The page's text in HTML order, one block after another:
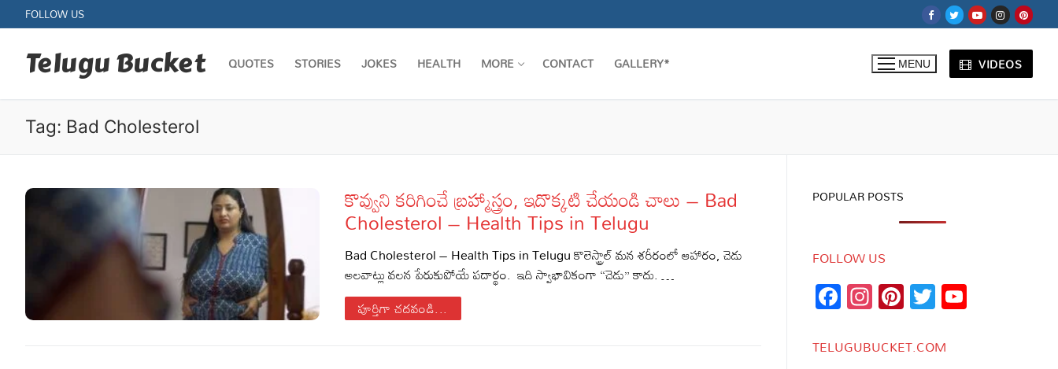
to
content
FOLLOW US
Telugu Bucket QUOTES STORIES JOKES HEALTH MORE CONTACT GALLERY* MENU VIDEOS
Quotes
Stories
Jokes
Health
Tag: Bad Cholesterol
కొవ్వుని కరిగించే బ్రహ్మాస్త్రం, ఇదొక్కటి చేయండి చాలు – Bad
Cholesterol – Health Tips in Telugu
Bad Cholesterol – Health Tips in Telugu కొలెస్ట్రాల్ మన శరీరంలో ఆహారం, చెడు
అలవాట్లు వలన పేరుకుపోయే పదార్థం. ఇది స్వాభావికంగా “చెడు” కాదు. …
పూర్తిగా చదవండి...
POPULAR POSTS
FOLLOW US
Facebook
Instagram
Pinterest
Twitter
TELUGUBUCKET.COM